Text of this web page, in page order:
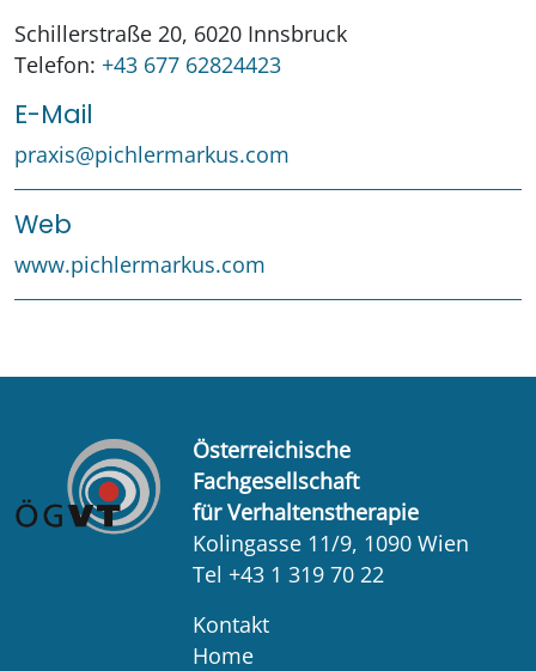
Schillerstraße 20, 6020 Innsbruck
Telefon: +43 677 62824423
E-Mail
praxis@pichlermarkus.com
Web
www.pichlermarkus.com
Österreichische
Fachgesellschaft
für Verhaltenstherapie
Kolingasse 11/9, 1090 Wien
Tel +43 1 319 70 22
Kontakt
Home